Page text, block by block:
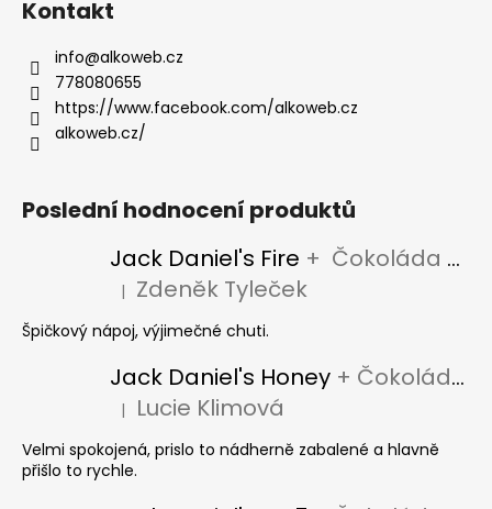
Kontakt
info@alkoweb.cz
778080655
https://www.facebook.com/alkoweb.cz
alkoweb.cz/
Poslední hodnocení produktů
Jack Daniel's Fire + Čokoláda Jack Daniel's
Hodnocení produktu je 5 z 5 hvězdiček.
| Zdeněk Tyleček
Špičkový nápoj, výjimečné chuti.
Jack Daniel's Honey + Čokoláda Jack Daniel's
Hodnocení produktu je 5 z 5 hvězdiček.
| Lucie Klimová
Velmi spokojená, prislo to nádherně zabalené a hlavně
přišlo to rychle.